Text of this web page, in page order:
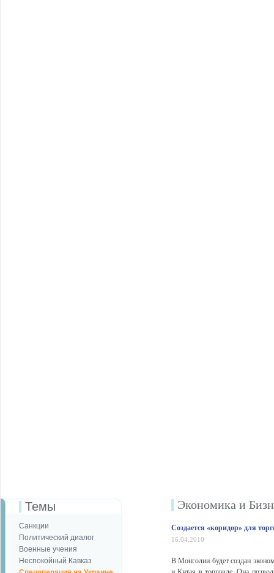
Темы
Санкции
Политический диалог
Военные учения
Неспокойный Кавказ
Экономика и
Создается «коридор» для
16.04.2010
В Монголии будет создан